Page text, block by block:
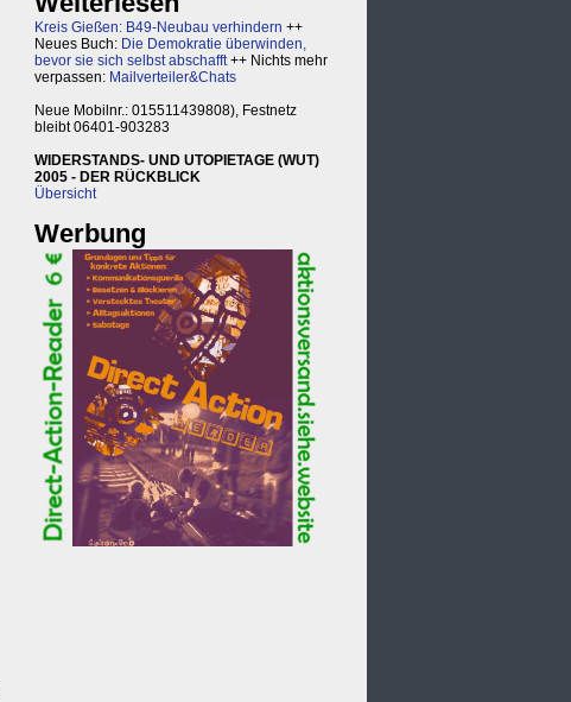
Kreis Gießen: B49-Neubau verhindern ++
Neues Buch: Die Demokratie überwinden,
bevor sie sich selbst abschafft++ Nichts mehr
verpassen: Mailverteiler&Chats
Neue Mobilnr.: 015511439808), Festnetz
bleibt 06401-903283
WIDERSTANDS- UND UTOPIETAGE (WUT)
2005 - DER RÜCKBLICK
Übersicht
Werbung